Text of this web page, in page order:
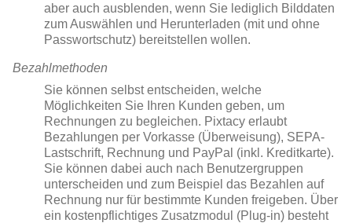
aber auch ausblenden, wenn Sie lediglich Bilddaten
zum Auswählen und Herunterladen (mit und ohne
Passwortschutz) bereitstellen wollen.
Bezahlmethoden
Sie können selbst entscheiden, welche
Möglichkeiten Sie Ihren Kunden geben, um
Rechnungen zu begleichen. Pixtacy erlaubt
Bezahlungen per Vorkasse (Überweisung), SEPA-
Lastschrift, Rechnung und PayPal (inkl. Kreditkarte).
Sie können dabei auch nach Benutzergruppen
unterscheiden und zum Beispiel das Bezahlen auf
Rechnung nur für bestimmte Kunden freigeben. Über
ein kostenpflichtiges Zusatzmodul (Plug-in) besteht